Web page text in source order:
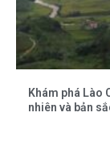
Khám phá Lào
nhiên và bản